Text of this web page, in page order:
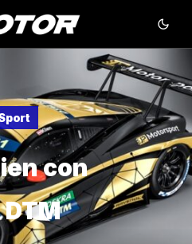
con